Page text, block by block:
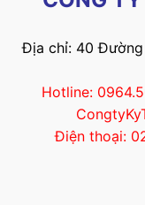
Địa chỉ: 40 Đường
Hotline:
Điện thoại: